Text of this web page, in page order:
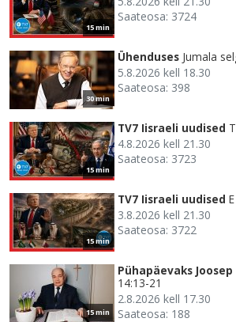
15 min
Saateosa: 3724
30 min
Ühenduses Jumala
5.8.2026 kell 18.30
Saateosa: 398
15 min
TV7 Iisraeli uudised
4.8.2026 kell 21.30
Saateosa: 3723
15 min
TV7 Iisraeli uudised
3.8.2026 kell 21.30
Saateosa: 3722
15 min
Pühapäevaks
14:13-21
2.8.2026 kell 17.30
Saateosa: 188